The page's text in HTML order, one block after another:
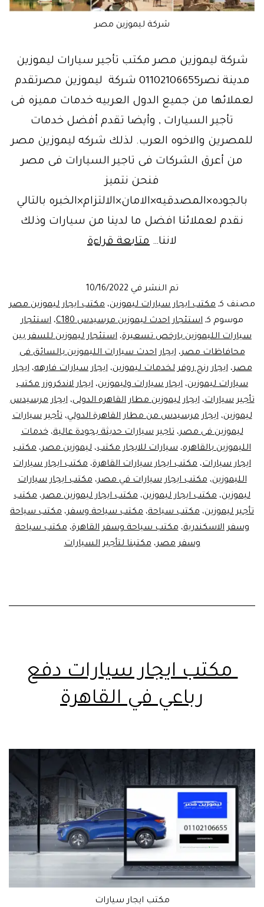
شركة ليموزين مصر
شركة ليموزين مصر مكتب تأجير سيارات ليموزين
مدينة نصر01102106655 شركة ليموزين مصرتقدم
لعملائها من جميع الدول العربيه خدمات مميزه فى
تأجير السيارات , وأيضا تقدم أفضل خدمات
للمصرين والاخوه العرب. لذلك شركه ليموزين مصر
من أعرق الشركات فى تاجير السيارات فى مصر
فنحن نتميز
بالجوده×المصدقيه×الامان×الالتزام×الخبره بالتالي
نقدم لعملائنا افضل ما لدينا من سيارات وذلك
لاننا… متابعة قراءةافضل
ليموزين
في
مدينة
نصر
تم النشر في 10/16/2022
مصنف كـ مكتب ايجار سيارات ليموزين، مكتب ايجار ليموزين مصر
موسوم كـ استئجار احدث ليموزين مرسيدس C180 ، استئجار
سيارات الليموزين بارخص تسعيرة، استئجار ليموزين للسفر بين
محافاظات مصر،ايجار احدث سيارات الليموزين بالسائق فى
مصر،ايجار رنج روفر لخدمات ليموزين،ايجار سيارات فارهه،ايجار
سيارات ليموزين، ايجار سيارات وليموزين، ايجار لاندكروزر مكتب
تأجير سيارات،ايجار ليموزين مطار القاهره الدولى،ايجار مرسيدس
ليموزين،ايجار مرسيدس من مطار القاهرة الدولي،تأجير سيارات
ليموزين فى مصر،تاجير سيارات حديثة بجودة عالية،خدمات
الليموزين بالقاهره، سيارات للايجار مكتب، ليموزين مصر، مكتب
ايجار سيارات، مكتب ايجار سيارات القاهرة، مكتب ايجار سيارات
الليموزين،مكتب ايجار سيارات في مصر،مكتب ايجار سيارات
ليموزين، مكتب ايجار ليموزين، مكتب ايجار ليموزين مصر، مكتب
تأجير ليموزين، مكتب سياحة، مكتب سياحة وسفر، مكتب سياحة
وسفر الاسكندرية،مكتب سياحة وسفر القاهرة،مكتب سياحة
وسفر مصر،مكتبنا لتأجير السيارات
مكتب ايجار سيارات دفع
رباعي في القاهرة
مكتب ايجار سيارات